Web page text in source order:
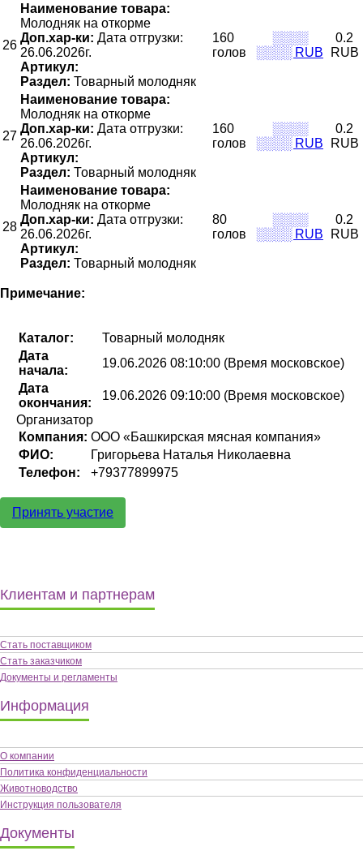
26
Наименование товара:
Молодняк на откорме
Доп.хар-ки: Дата отгрузки:
26.06.2026г.
Артикул:
Раздел: Товарный молодняк
160
голов
░░░░
░░░░ RUB
0.2
RUB
27
Наименование товара:
Молодняк на откорме
Доп.хар-ки: Дата отгрузки:
26.06.2026г.
Артикул:
Раздел: Товарный молодняк
160
голов
░░░░
░░░░ RUB
0.2
RUB
28
Наименование товара:
Молодняк на откорме
Доп.хар-ки: Дата отгрузки:
26.06.2026г.
Артикул:
Раздел: Товарный молодняк
80
голов
░░░░
░░░░ RUB
0.2
RUB
Примечание:
Каталог:
Товарный молодняк
Дата
начала:
19.06.2026 08:10:00 (Время московское)
Дата
окончания:
19.06.2026 09:10:00 (Время московское)
Организатор
Компания: ООО «Башкирская мясная компания»
ФИО:
Григорьева Наталья Николаевна
Телефон:
+79377899975
Принять участие
Клиентам и партнерам
Стать поставщиком
Стать заказчиком
Документы и регламенты
Информация
О компании
Политика конфиденциальности
Животноводство
Инструкция пользователя
Документы